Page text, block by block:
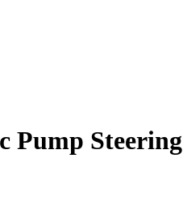
Pump Steering